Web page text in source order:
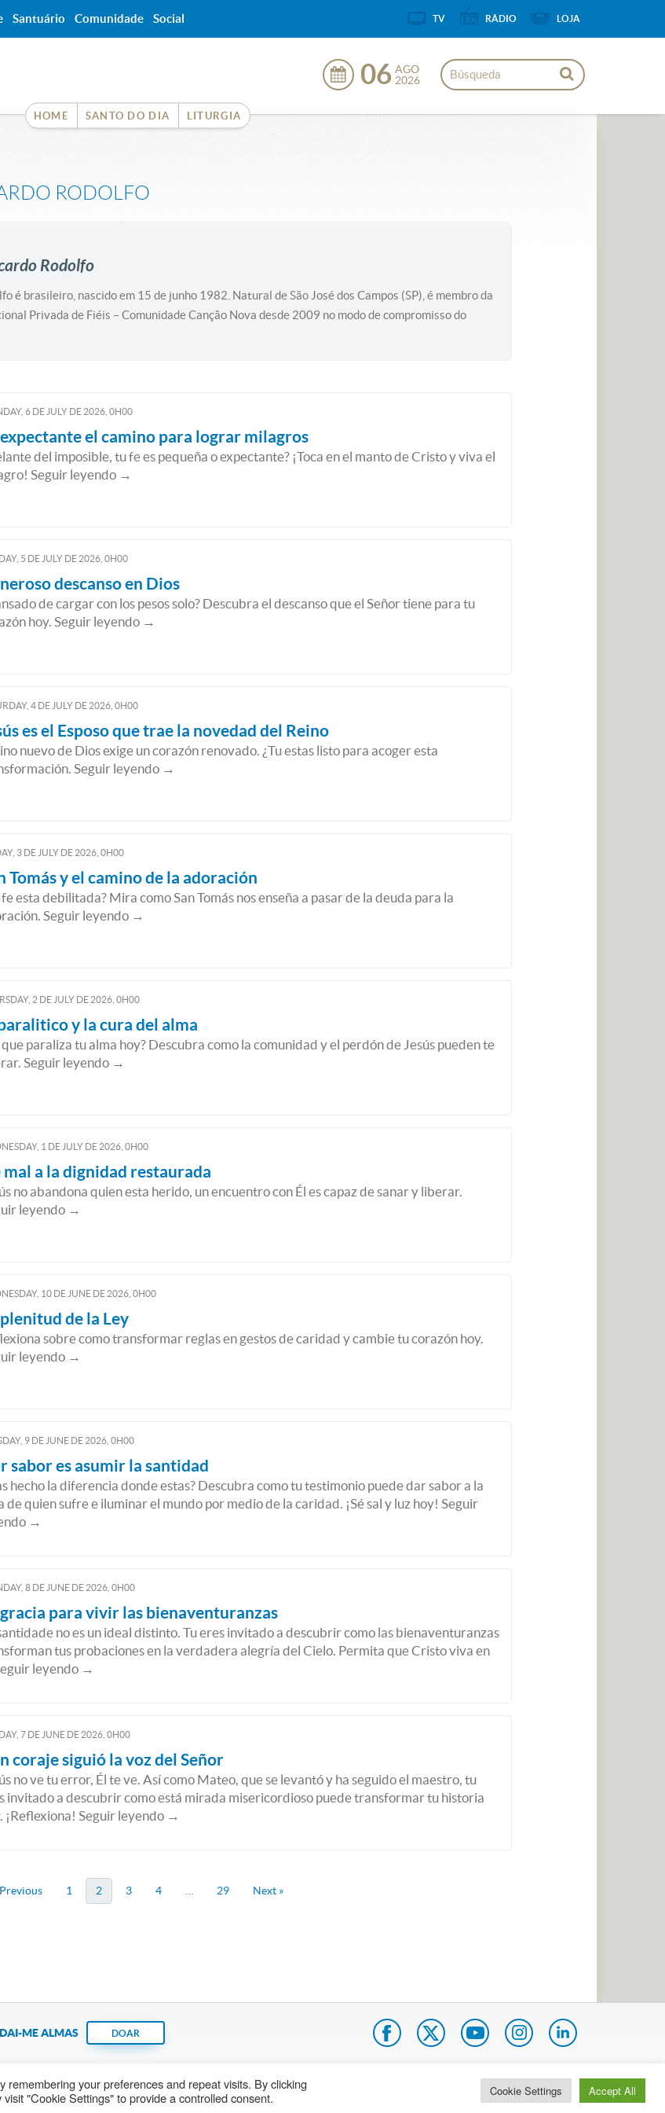
HOME SANTO DO DIA LITURGIA
06 AGO
2026
RODOLFO
Rodolfo
é brasileiro, nascido em 15 de junho 1982. Natural de São José dos Campos (SP), é membro da
Privada de Fiéis – Comunidade Canção Nova desde 2009 no modo de compromisso do
6DEJULYDE2026, 0H00
expectante el camino para lograr milagros
del imposible, tu fe es pequeña o expectante? ¡Toca en el manto de Cristo y viva el
Seguir leyendo →
5 DEJULYDE2026, 0H00
descanso en Dios
de cargar con los pesos solo? Descubra el descanso que el Señor tiene para tu
hoy. Seguir leyendo →
4DEJULYDE2026, 0H00
es el Esposo que trae la novedad del Reino
nuevo de Dios exige un corazón renovado. ¿Tu estas listo para acoger esta
Seguir leyendo →
3DEJULYDE2026, 0H00
Tomás y el camino de la adoración
fe esta debilitada? Mira como San Tomás nos enseña a pasar de la deuda para la
Seguir leyendo →
2 DEJULYDE2026, 0H00
y la cura del alma
que paraliza tu alma hoy? Descubra como la comunidad y el perdón de Jesús pueden te
Seguir leyendo →
1 DEJULYDE2026, 0H00
mal a la dignidad restaurada
no abandona quien esta herido, un encuentro con Él es capaz de sanar y liberar.
leyendo →
10DEJUNEDE2026, 0H00
de la Ley
sobre como transformar reglas en gestos de caridad y cambie tu corazón hoy.
leyendo →
9DEJUNEDE2026, 0H00
sabor es asumir la santidad
hecho la diferencia donde estas? Descubra como tu testimonio puede dar sabor a la
de quien sufre e iluminar el mundo por medio de la caridad. ¡Sé sal y luz hoy! Seguir
→
8DEJUNEDE2026, 0H00
para vivir las bienaventuranzas
no es un ideal distinto. Tu eres invitado a descubrir como las bienaventuranzas
tus probaciones en la verdadera alegría del Cielo. Permita que Cristo viva en
leyendo →
7DEJUNEDE2026, 0H00
coraje siguió la voz del Señor
no ve tu error, Él te ve. Así como Mateo, que se levantó y ha seguido el maestro, tu
invitado a descubrir como está mirada misericordioso puede transformar tu historia
¡Reflexiona! Seguir leyendo →
1 2 3 4 29 Next »
Santuário Comunidade Social TV RÁDIO LOJA
DAI-ME ALMAS DOAR
Fundação João Paulo II Pedido de Oração Mapa do site
your preferences and repeat visits. By clicking
"Cookie Settings" to provide a controlled consent.
Cookie Settings Accept All